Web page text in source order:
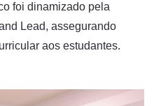
foi dinamizado pela
Lead, assegurando
aos estudantes.